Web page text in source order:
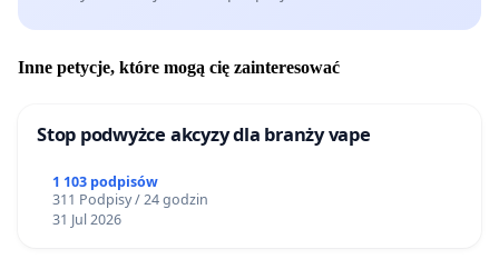
Inne petycje, które mogą cię zainteresować
Stop podwyżce akcyzy dla branży vape
1 103 podpisów
311 Podpisy / 24 godzin
31 Jul 2026